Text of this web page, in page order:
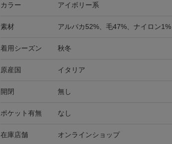
カラー アイボリー系
素材 アルパカ52%、毛47%、ナイロン1%
着用シーズン 秋冬
原産国 イタリア
開閉 無し
ポケット有無 なし
在庫店舗 オンラインショップ